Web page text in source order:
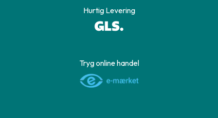
Hurtig Levering
Tryg online handel